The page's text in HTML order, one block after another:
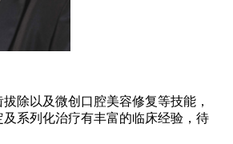
除以及微创口腔美容修复等技能，
系列化治疗有丰富的临床经验，待